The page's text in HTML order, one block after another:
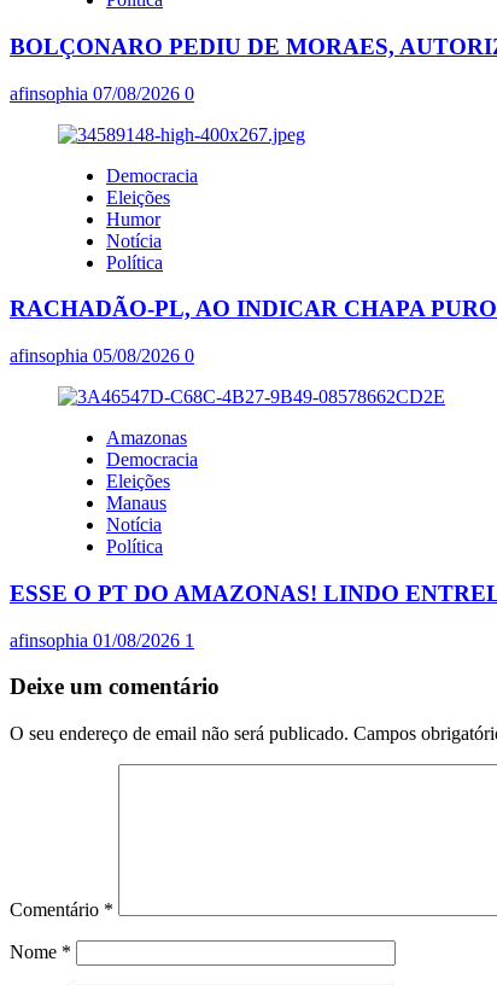
BOLÇONARO PEDIU DE MORAES,
afinsophia 07/08/2026 0
Democracia
Eleições
Humor
Notícia
Política
RACHADÃO-PL, AO INDICAR CHAPA
afinsophia 05/08/2026 0
Amazonas
Democracia
Eleições
Manaus
Notícia
Política
ESSE O PT DO AMAZONAS! LINDO
afinsophia 01/08/2026 1
Deixe um comentário
O seu endereço de email não será publicado. Campos
Comentário *
Nome *